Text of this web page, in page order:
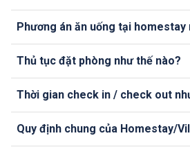
Phương án ăn uống tại homestay
Thủ tục đặt phòng như thế nào?
Thời gian check in / check out
Quy định chung của Homestay/